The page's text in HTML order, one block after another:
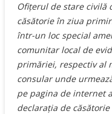
Ofiţerul de stare civilă
căsătorie în ziua
într-un loc special
comunitar local de
primăriei, respectiv al
consular unde
pe pagina de internet
declaraţia de